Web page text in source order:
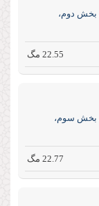
بخش دوم،
22.55 مگ
بخش سوم،
22.77 مگ